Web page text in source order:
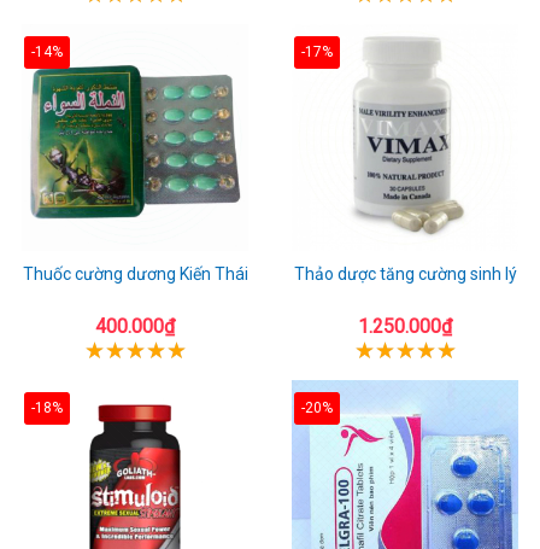
-14%
Thuốc cường dương Kiến Thái
400.000₫
-17%
Thảo dược tăng cường sinh lý
1.250.000₫
-18% -20%